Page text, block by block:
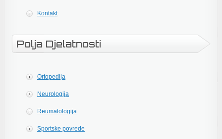
Kontakt
Polja Djelatnosti
Ortopedija
Neurologija
Reumatologija
Sportske povrede